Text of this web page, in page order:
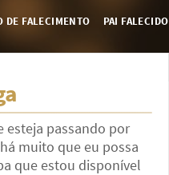
DE FALECIMENTO PAI FALECIDO
esteja passando por
muito que eu possa
que estou disponível